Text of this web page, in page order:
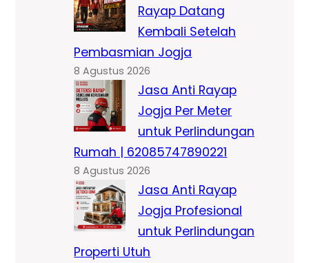
Rayap Datang
Kembali Setelah
Pembasmian Jogja
8 Agustus 2026
Jasa Anti Rayap
Jogja Per Meter
untuk Perlindungan
Rumah | 62085747890221
8 Agustus 2026
Jasa Anti Rayap
Jogja Profesional
untuk Perlindungan
Properti Utuh